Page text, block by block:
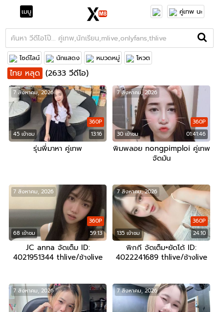
เมนู คู่เทพ นะ
ไซด์ไลน์ นักแสดง หมวดหมู่ โหวต
ไทย หลุด (2633 วีดีโอ)
45 เข้าชม 13:16
360P
7 สิงหาคม, 2026
รุ่นพี่มาหา คู่เทพ
30 เข้าชม 01:41:46
360P
7 สิงหาคม, 2026
พิมพลอย nongpimploi คู่เทพ
จัดมัน
68 เข้าชม 59:13
360P
7 สิงหาคม, 2026
JC anna จัดเต็ม ID:
4021951344 thlive/ช้างlive
135 เข้าชม 24:10
360P
7 สิงหาคม, 2026
พิกกี จัดเต็ม+ยัดโด้ ID:
4022241689 thlive/ช้างlive
7 สิงหาคม, 2026 7 สิงหาคม, 2026